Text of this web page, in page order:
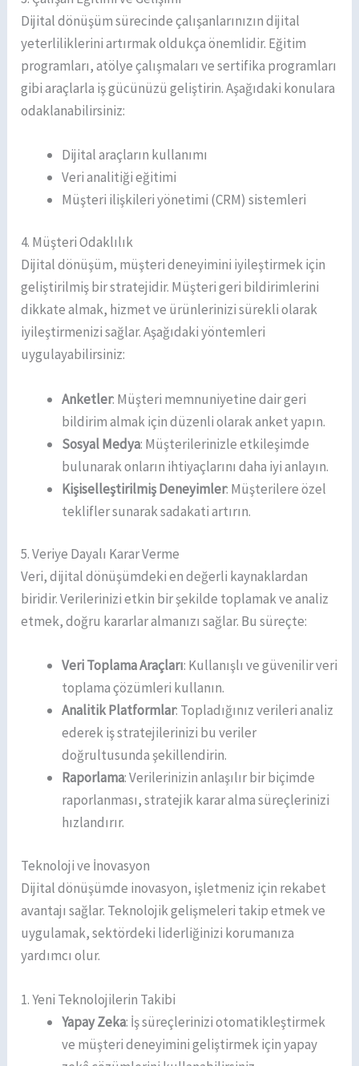
Dijital dönüşüm sürecinde çalışanlarınızın dijital
yeterliliklerini artırmak oldukça önemlidir. Eğitim
programları, atölye çalışmaları ve sertifika programları
gibi araçlarla iş gücünüzü geliştirin. Aşağıdaki konulara
odaklanabilirsiniz:
Dijital araçların kullanımı
Veri analitiği eğitimi
Müşteri ilişkileri yönetimi (CRM) sistemleri
4. Müşteri Odaklılık
Dijital dönüşüm, müşteri deneyimini iyileştirmek için
geliştirilmiş bir stratejidir. Müşteri geri bildirimlerini
dikkate almak, hizmet ve ürünlerinizi sürekli olarak
iyileştirmenizi sağlar. Aşağıdaki yöntemleri
uygulayabilirsiniz:
Anketler: Müşteri memnuniyetine dair geri
bildirim almak için düzenli olarak anket yapın.
Sosyal Medya: Müşterilerinizle etkileşimde
bulunarak onların ihtiyaçlarını daha iyi anlayın.
Kişiselleştirilmiş Deneyimler: Müşterilere özel
teklifler sunarak sadakati artırın.
5. Veriye Dayalı Karar Verme
Veri, dijital dönüşümdeki en değerli kaynaklardan
biridir. Verilerinizi etkin bir şekilde toplamak ve analiz
etmek, doğru kararlar almanızı sağlar. Bu süreçte:
Veri Toplama Araçları: Kullanışlı ve güvenilir veri
toplama çözümleri kullanın.
Analitik Platformlar: Topladığınız verileri analiz
ederek iş stratejilerinizi bu veriler
doğrultusunda şekillendirin.
Raporlama: Verilerinizin anlaşılır bir biçimde
raporlanması, stratejik karar alma süreçlerinizi
hızlandırır.
Teknoloji ve İnovasyon
Dijital dönüşümde inovasyon, işletmeniz için rekabet
avantajı sağlar. Teknolojik gelişmeleri takip etmek ve
uygulamak, sektördeki liderliğinizi korumanıza
yardımcı olur.
1. Yeni Teknolojilerin Takibi
Yapay Zeka: İş süreçlerinizi otomatikleştirmek
ve müşteri deneyimini geliştirmek için yapay